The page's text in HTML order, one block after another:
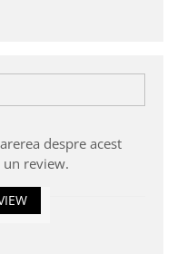
despre acest
review.